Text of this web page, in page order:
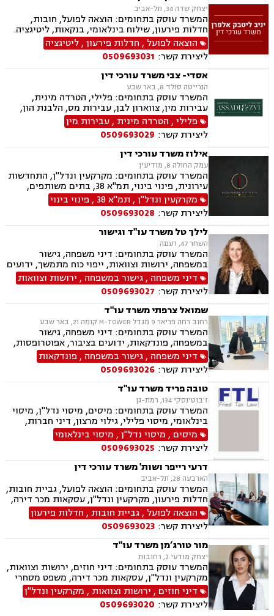
יצחק שדה 34, תל-אביב
המשרד עוסק בתחומים: הוצאה לפועל, חובות,
חדלות פירעון, שילוח בינלאומי, בנקאות, ליטיגציה.
הוצאה לפועל , חדלות פירעון,ליטיגציה
ליצירת קשר: 0509693031
אסדי- צבי משרד עורכי דין
הנרייטה סולד 8, באר שבע
המשרד עוסק בתחומים: פלילי, הטרדה מינית,
עבירות מין, צווארון לבן, עבירות מס, הלבנת הון,
רישוי נשק, ייצוג קטינים, אלימות במשפחה, עבירות
סמים, ועדת שחרורים, עבירות סייבר, סירוב ויזה
לארה"ב, מחיקת רישום פלילי, הסגרה ופשיעה
בינלאומית, נפגעי עבירה, תעבורה, נהיגה בשכרות,
המכון הרפואי לבטיחות בדרכים, שלילת רישיון
נהיגה, פסילת רישיון מנהלית.
פלילי, הטרדה מינית ,עבירות מין
ליצירת קשר: 0509693029
אילוז משרד עורכי דין
עמק החולה 8, מודיעין
המשרד עוסק בתחומים: מקרקעין ונדל"ן, התחדשות
עירונית, פינוי בינוי, תמ"א 38, בתים משותפים,
מגרשים לבנייה, עסקאות מכר דירה
מקרקעין ונדל"ן, תמ"א 38 , פינוי בינוי
ליצירת קשר: 0509693028
לילך טל משרד עו"ד וגישור
השחר 47, רעננה
המשרד עוסק בתחומים: דיני משפחה, גישור
במשפחה, ירושות וצוואות, ייפוי כוח מתמשך, ידועים
בציבור, אפוטרופסות, הסכמי ממון, מזונות, משמורת,
גירושין, הורות חד מינית, נישואים אזרחיים, ידועים
בציבור, חלוקת רכוש, מעמד אישי, תיאום הורי, זמני
שהות, עסקאות מתנה, גישור ובוררויות, גישור עסקי,
דיני חברות, סכסוך בין בעלי מניות, דיני צרכנות
ותיירות, משפט אזרחי, סכסוך שכנים.
דיני משפחה ,גישור במשפחה , ירושות וצוואות
ליצירת קשר: 0509693027
שמואל צרפתי משרד עו"ד
רחוב רחה פריאר 9 מגדל M-TOWER קומה 21, באר שבע
המשרד עוסק בתחומים: דיני משפחה, גישור
במשפחה, פונדקאות, ידועים בציבור, אפוטרופסות,
הסכמי ממון, אבהות, מזונות, משמורת, גירושין,
הורות חד מינית, נישואים אזרחיים, חוק הנוער,
אימוץ, חלוקת רכוש, מעמד אישי, תיאום הורי, חטיפת
ילדים, זמני שהות (החזקת ילדים), אומנה, ניכור הורי,
עסקאות מתנה, פלילי, הטרדה מינית, עבירות מין,
צווארון לבן, עבירות מס, הלבנת הון רישוי נשק, ייצוג
קטינים, אלימות במשפחה, עבירות סמים, ועדת
שחרורים, עבירות סייבר, סירוב ויזה לארה"ב, מחיקת
רישום פלילי הסגרה ופשיעה בינלאומית, נפגעי
עבירה.
דיני משפחה ,גישור במשפחה , פונדקאות
ליצירת קשר: 0509693026
טובה פריד משרד עו"ד
ז'בוטינסקי 134, רמת-גן
המשרד עוסק בתחומים: מיסים, מיסוי נדל"ן, מיסוי
בינלאומי, מיסוי פלילי, גילוי מרצון, דיני חברות,
רישום חברות, פירוקים והקפאת הליכים, סכסוך בין
בעלי מניות, עסקאות מכר דירה, ירושות וצוואות,
עיזבונות, ייפוי כוח מתמשך.
מיסים , מיסוי נדל"ן, מיסוי בינלאומי
ליצירת קשר: 0509693025
דרעי רייפר ושות' משרד עורכי דין
הארבעה 28, תל-אביב
המשרד עוסק בתחומים: הוצאה לפועל, גביית חובות,
חדלות פירעון, מקרקעין ונדל"ן, עסקאות מכר דירה,
דיני משפחה, חלוקת רכוש, דיני חוזים, ירושות
וצוואות.
הוצאה לפועל ,גביית חובות , חדלות פירעון
ליצירת קשר: 0509693023
מור טורג’מן משרד עו"ד
יצחק מודעי 2, רחובות
המשרד עוסק בתחומים: דיני חוזים, ירושות וצוואות,
מקרקעין ונדל"ן, עסקאות מכר דירה, משפט מסחרי
דיני חוזים , ירושות וצוואות , מקרקעין ונדל"ן
ליצירת קשר: 0509693020